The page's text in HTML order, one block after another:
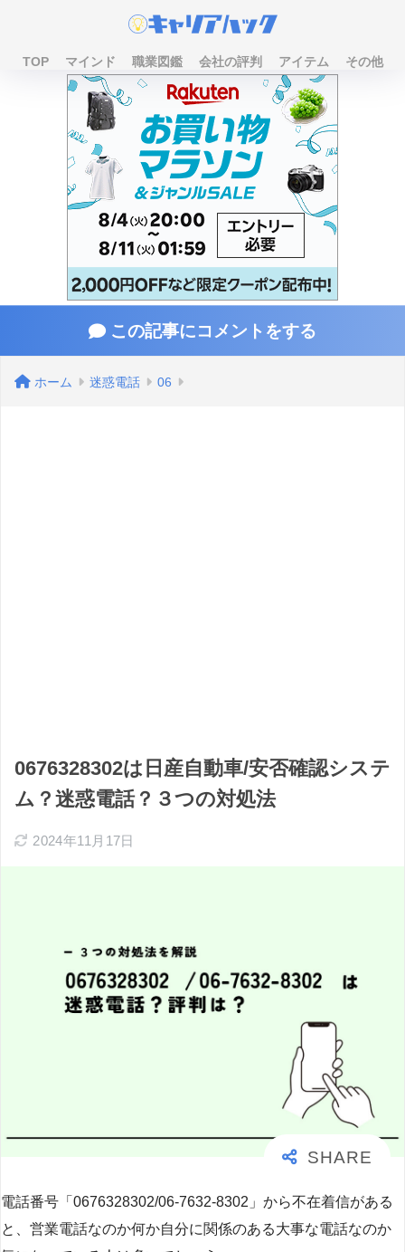
TOP マインド 職業図鑑 会社の評判 アイテム その他
この記事にコメントをする
ホーム 迷惑電話 06
0676328302は日産自動車/安否確認システ
ム？迷惑電話？３つの対処法
2024年11月17日
電話番号「0676328302/06-7632-8302」から不在着信がある
と、営業電話なのか何か自分に関係のある大事な電話なのか